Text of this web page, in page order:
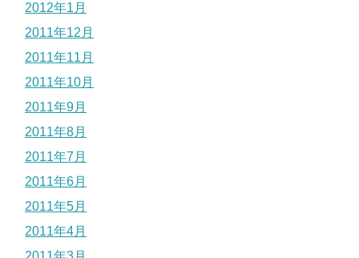
2012年1月
2011年12月
2011年11月
2011年10月
2011年9月
2011年8月
2011年7月
2011年6月
2011年5月
2011年4月